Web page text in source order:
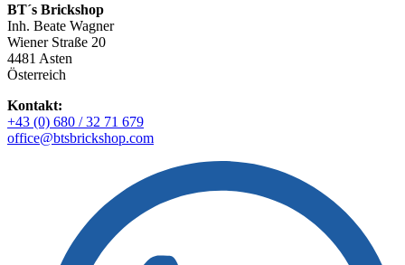
BT´s Brickshop​
Inh. Beate Wagner
Wiener Straße 20
4481 Asten
Österreich
Kontakt:
+43 (0) 680 / 32 71 679
office@btsbrickshop.com